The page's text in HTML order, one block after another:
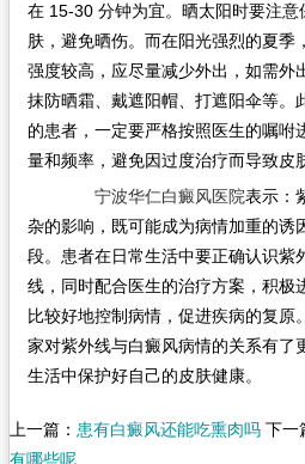
在 15-30 分钟为宜。晒太阳时要注意
肤，避免晒伤。而在阳光强烈的夏季
强度较高，应尽量减少外出，如需外
抹防晒霜、戴遮阳帽、打遮阳伞等。
的患者，一定要严格按照医生的嘱咐
量和频率，避免因过度治疗而导致皮
宁波华仁白癜风医院表示：
杂的影响，既可能成为病情加重的诱
段。患者在日常生活中要正确认识紫
线，同时配合医生的治疗方案，积极
比较好地控制病情，促进疾病的复原
家对紫外线与白癜风病情的关系有了
生活中保护好自己的皮肤健康。
上一篇： 患有白癜风还能吃熏肉吗下一
有哪些呢